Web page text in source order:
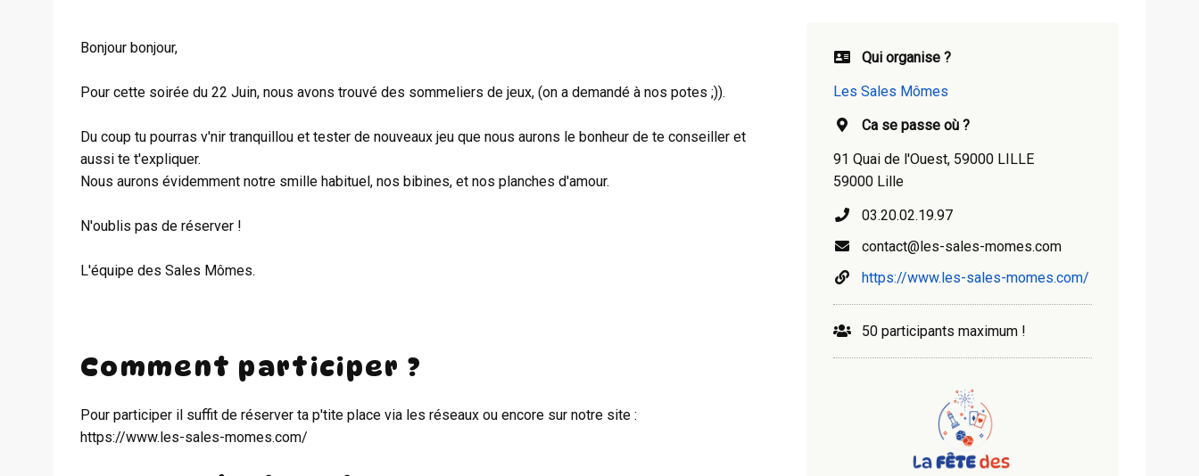
Bonjour bonjour,
Pour cette soirée du 22 Juin, nous avons trouvé des sommeliers de jeux, (on a demandé à nos potes ;)).
Du coup tu pourras v'nir tranquillou et tester de nouveaux jeu que nous aurons le bonheur de te conseiller et
aussi te t'expliquer.
Nous aurons évidemment notre smille habituel, nos bibines, et nos planches d'amour.
N'oublis pas de réserver !
L'équipe des Sales Mômes.
Comment participer ?
Pour participer il suffit de réserver ta p'tite place via les réseaux ou encore sur notre site :
https://www.les-sales-momes.com/
Qui organise ?
Les Sales Mômes
Ca se passe où ?
91 Quai de l'Ouest, 59000 LILLE
59000 Lille
03.20.02.19.97
contact@les-sales-momes.com
https://www.les-sales-momes.com/
50 participants maximum !